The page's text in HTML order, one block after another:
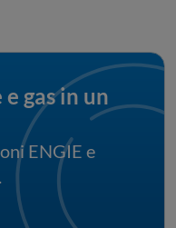
gas in un
ENGIE e